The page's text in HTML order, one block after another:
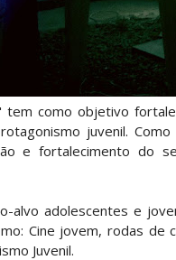
como objetivo
juvenil.
e fortalecimento do
alvo adolescentes e
Cine jovem, rodas
Juvenil.